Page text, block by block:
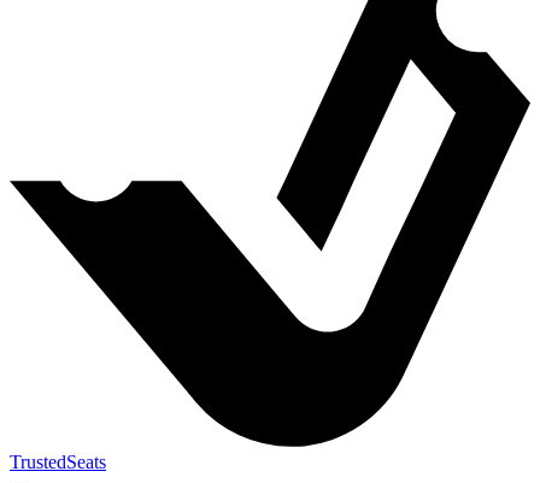
TrustedSeats